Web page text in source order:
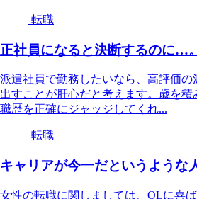
転職
正社員になると決断するのに…。
派遣社員で勤務したいなら、高評価
出すことが肝心だと考えます。歳を
職歴を正確にジャッジしてくれ...
転職
キャリアが今一だというよう
女性の転職に関しましては、OLに喜